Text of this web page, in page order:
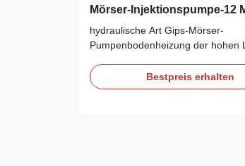
Mörser-Injektionspumpe-12
füllen nach
hydraulische Art Gips-Mörser-
Pumpenbodenheizung der hohen
der Gips-Mörser-Pumpe: 1. In der
Bautechnik: horizontale und
Bestpreis erhalten